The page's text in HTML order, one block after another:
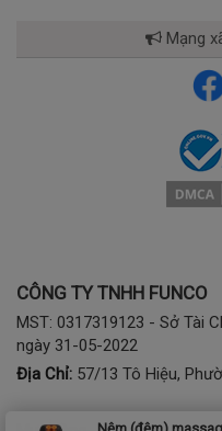
Mạng
CÔNG TY TNHH FUNCO
MST: 0317319123 - Sở Tài
ngày 31-05-2022
Địa Chỉ: 57/13 Tô Hiệu,